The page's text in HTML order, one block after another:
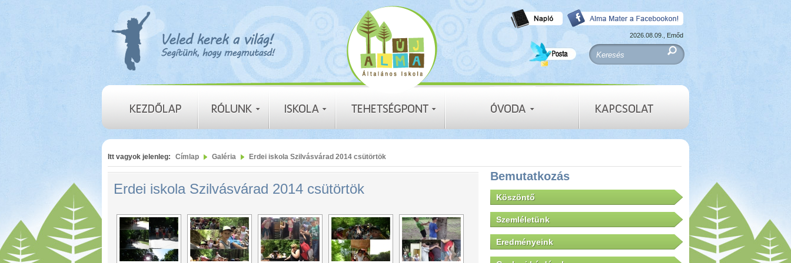
2026.08.09., Emőd
Itt vagyok jelenleg: Címlap Galéria Erdei iskola Szilvásvárad 2014 csütörtök
Erdei iskola Szilvásvárad 2014 csütörtök
Bemutatkozás
Köszöntő
Szemléletünk
Eredményeink